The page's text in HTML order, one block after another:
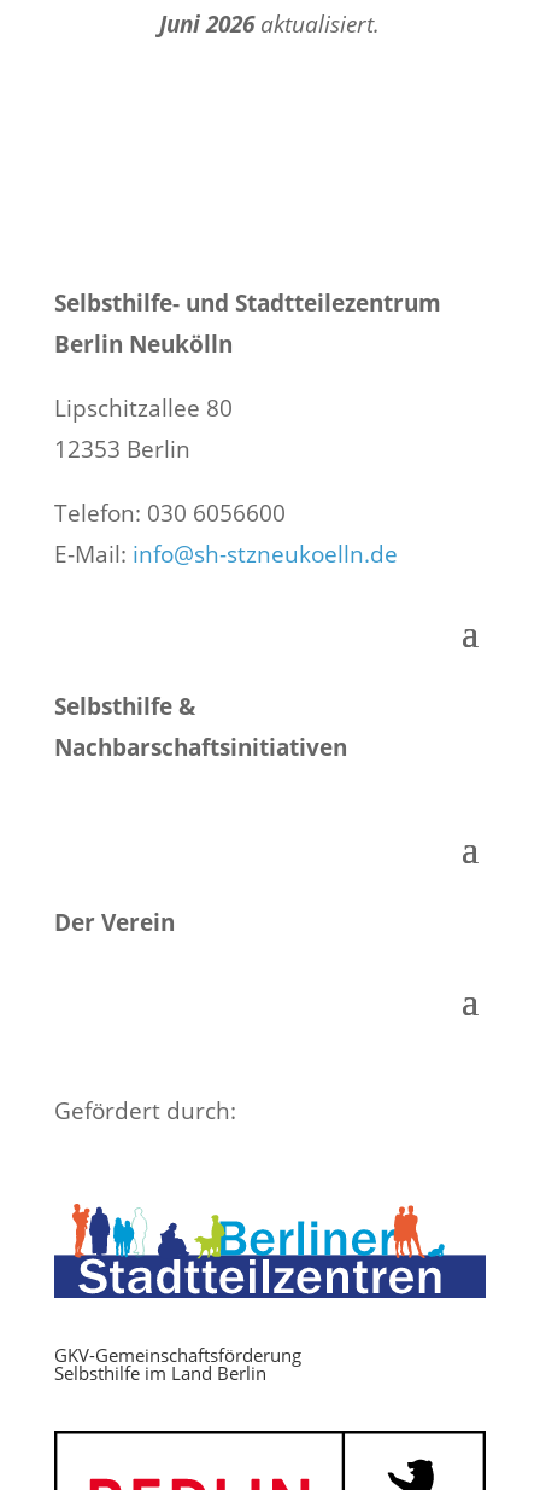
Juni 2026aktualisiert.
Selbsthilfe- und Stadtteilezentrum
Berlin Neukölln
Lipschitzallee 80
12353 Berlin
Telefon: 030 6056600
E-Mail: info@sh-stzneukoelln.de
Selbsthilfe &
Nachbarschaftsinitiativen
Der Verein
Gefördert durch:
GKV-Gemeinschaftsförderung
Selbsthilfe im Land Berlin